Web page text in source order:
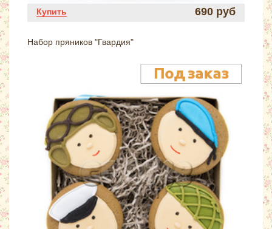
Купить 690 руб
Набор пряников "Гвардия"